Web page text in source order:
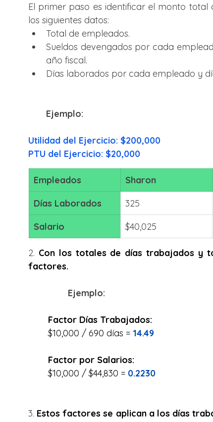
El primer paso es identificar el monto total
los siguientes datos:
Total de empleados.
Sueldos devengados por cada
año fiscal.
Días laborados por cada empleado y
Ejemplo:
Utilidad del Ejercicio: $200,000
PTU del Ejercicio: $20,000
Empleados Sharon
Días Laborados 325
Salario $40,025
2. Con los totales de días trabajados y
factores.
Ejemplo:
Factor Días Trabajados:
$10,000 / 690 días = 14.49
Factor por Salarios:
$10,000 / $44,830 = 0.2230
3. Estos factores se aplican a los días